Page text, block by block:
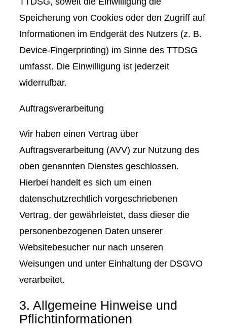
Speicherung von Cookies oder den Zugriff auf
Informationen im Endgerät des Nutzers (z. B.
Device-Fingerprinting) im Sinne des TTDSG
umfasst. Die Einwilligung ist jederzeit
widerrufbar.
Auftragsverarbeitung
Wir haben einen Vertrag über
Auftragsverarbeitung (AVV) zur Nutzung des
oben genannten Dienstes geschlossen.
Hierbei handelt es sich um einen
datenschutzrechtlich vorgeschriebenen
Vertrag, der gewährleistet, dass dieser die
personenbezogenen Daten unserer
Websitebesucher nur nach unseren
Weisungen und unter Einhaltung der DSGVO
verarbeitet.
3. Allgemeine Hinweise und
Pflicht­informationen